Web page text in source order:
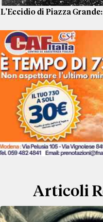
L'Eccidio di Piazza Grande:
Articoli